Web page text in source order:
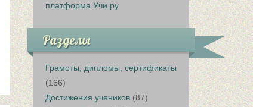
платформа Учи.ру
Разделы
Грамоты, дипломы, сертификаты
(166)
Достижения учеников (87)